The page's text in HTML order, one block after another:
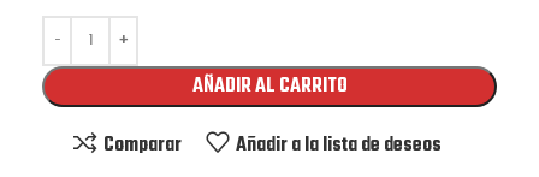
AÑADIR AL CARRITO
Comparar
Añadir a la lista de deseos